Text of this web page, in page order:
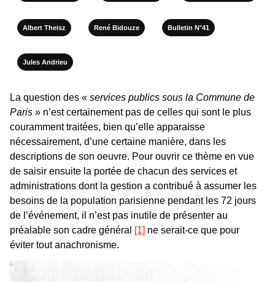
Albert Theisz René Bidouze Bulletin N°41
Jules Andrieu
La question des « services publics sous la Commune de
Paris » n’est certainement pas de celles qui sont le plus
couramment traitées, bien qu’elle apparaisse
nécessairement, d’une certaine manière, dans les
descriptions de son oeuvre. Pour ouvrir ce thème en vue
de saisir ensuite la portée de chacun des services et
administrations dont la gestion a contribué à assumer les
besoins de la population parisienne pendant les 72 jours
de l’événement, il n’est pas inutile de présenter au
préalable son cadre général
[1] ne serait-ce que pour
éviter tout anachronisme.